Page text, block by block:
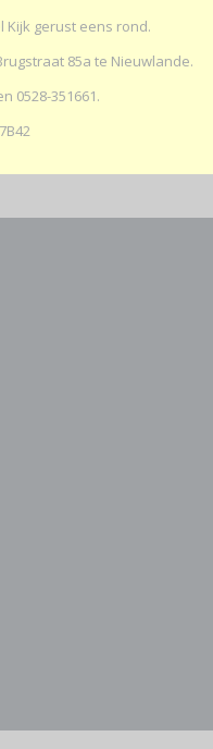
Kijk gerust eens rond.
85a te Nieuwlande.
0528-351661.